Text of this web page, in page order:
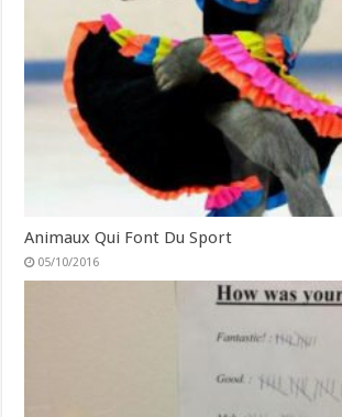
Animaux Qui Font Du Sport
05/10/2016